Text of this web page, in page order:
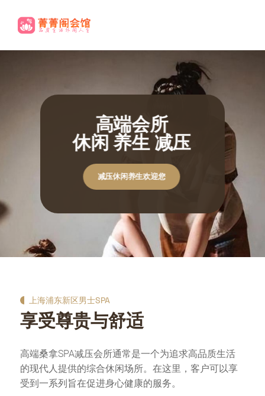
高端养生
尊贵享受.
极致体验
上海浦东新区男士SPA
享受尊贵与舒适
高端桑拿SPA减压会所通常是一个为追求高品质生活
的现代人提供的综合休闲场所。在这里，客户可以享
受到一系列旨在促进身心健康的服务。